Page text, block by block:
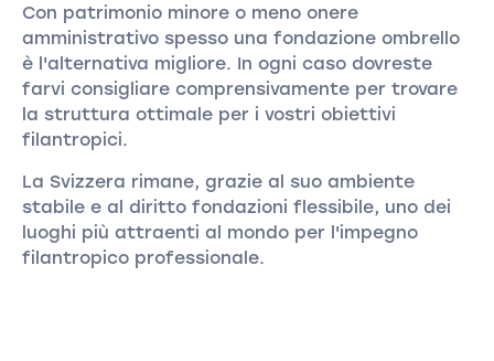
Con patrimonio minore o meno onere
amministrativo spesso una fondazione ombrello
è l'alternativa migliore. In ogni caso dovreste
farvi consigliare comprensivamente per trovare
la struttura ottimale per i vostri obiettivi
filantropici.
La Svizzera rimane, grazie al suo ambiente
stabile e al diritto fondazioni flessibile, uno dei
luoghi più attraenti al mondo per l'impegno
filantropico professionale.